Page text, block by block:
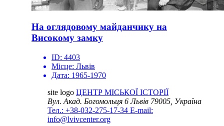
На оглядовому майданчику на
Високому замку
ID: 4403
Місце: Львів
Дата: 1965-1970
site logo ЦЕНТР МІСЬКОЇ ІСТОРІЇ
Вул. Акад. Богомольця 6Львів 79005, Україна
Тел.: +38-032-275-17-34 E-mail:
info@lvivcenter.org